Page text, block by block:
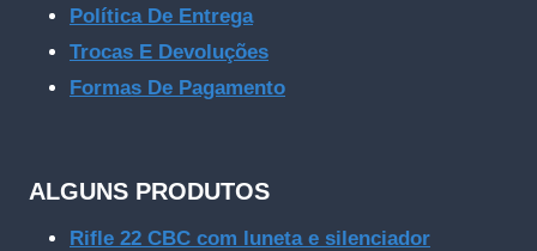
Política De Entrega
Trocas E Devoluções
Formas De Pagamento
ALGUNS PRODUTOS
Rifle 22 CBC com luneta e silenciador